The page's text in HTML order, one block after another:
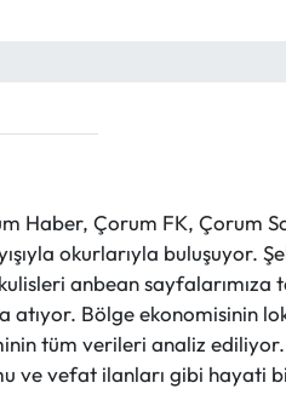
Haber, Çorum FK, Çorum
okurlarıyla
anbean sayfalarımıza
Bölge ekonomisinin
tüm verileri analiz
ve vefat ilanları gibi hayati